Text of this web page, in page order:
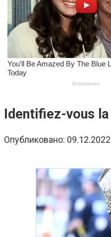
Identifiez-vous la
Опубликовано: 09.12.2022